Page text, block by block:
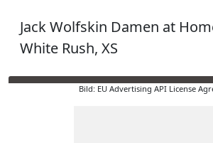
Jack Wolfskin Damen at
White Rush, XS
Bild: EU Advertising API License